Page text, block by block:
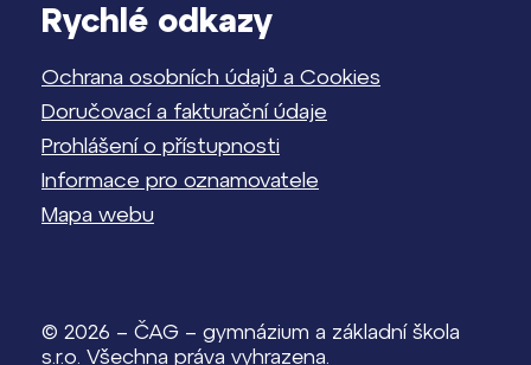
Rychlé odkazy
Ochrana osobních údajů a Cookies
Doručovací a fakturační údaje
Prohlášení o přístupnosti
Informace pro oznamovatele
Mapa webu
© 2026 – ČAG – gymnázium a základní škola
s.r.o. Všechna práva vyhrazena.